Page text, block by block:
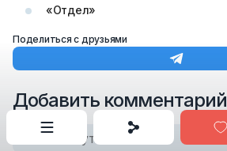
«Отдел»
Поделиться с друзьями
Добавить комментарий